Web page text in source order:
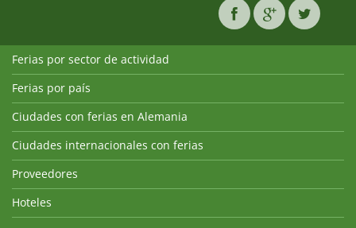
Ferias por sector de actividad
Ferias por país
Ciudades con ferias en Alemania
Ciudades internacionales con ferias
Proveedores
Hoteles